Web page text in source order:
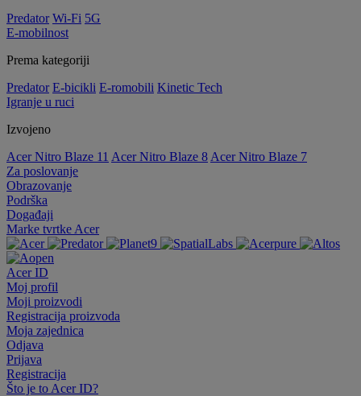
Predator Wi-Fi 5G
E-mobilnost
Prema kategoriji
Predator E-bicikli E-romobili Kinetic Tech
Igranje u ruci
Izvojeno
Acer Nitro Blaze 11 Acer Nitro Blaze 8 Acer Nitro Blaze 7
Za poslovanje
Obrazovanje
Podrška
Događaji
Marke tvrtke Acer
Acer ID
Moj profil
Moji proizvodi
Registracija proizvoda
Moja zajednica
Odjava
Prijava
Registracija
Što je to Acer ID?